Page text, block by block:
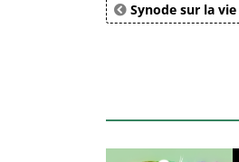
Synode sur la vie